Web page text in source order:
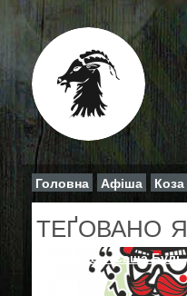
Головна Афіша
ТЕҐОВАНО
7 лютого – Саша Буль